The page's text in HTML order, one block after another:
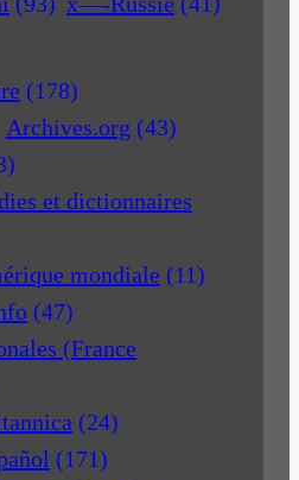
(178)
Archives.org (43)
et dictionnaires
mondiale (11)
(47)
(France
(24)
(171)